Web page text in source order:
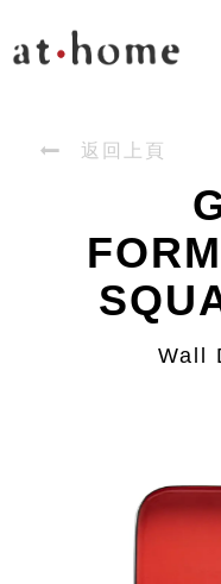
 返回上頁
Wall